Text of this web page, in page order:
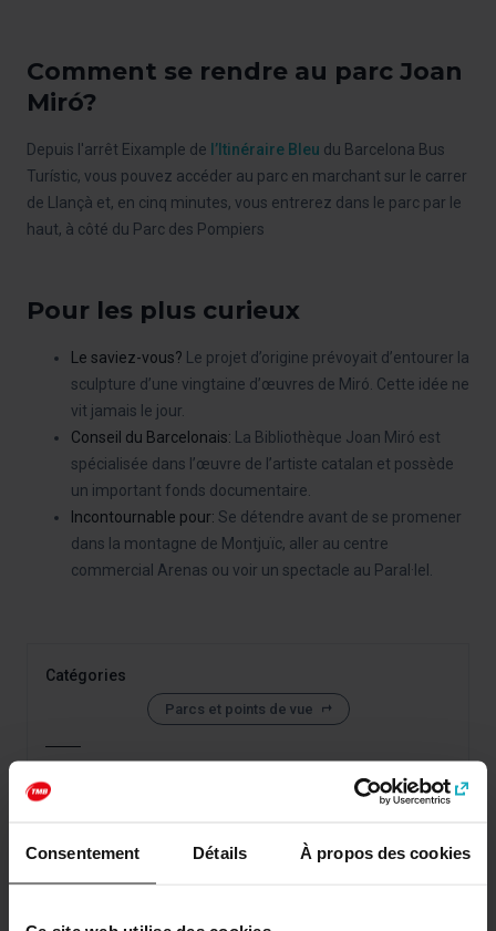
Consentement Détails À propos des cookies
Comment se rendre au parc Joan
Miró?
Depuis l'arrêt Eixample de l’Itinéraire Bleu du Barcelona Bus
Turístic, vous pouvez accéder au parc en marchant sur le carrer
de Llançà et, en cinq minutes, vous entrerez dans le parc par le
haut, à côté du Parc des Pompiers
Pour les plus curieux
Le saviez-vous? Le projet d’origine prévoyait d’entourer la
sculpture d’une vingtaine d’œuvres de Miró. Cette idée ne
vit jamais le jour.
Conseil du Barcelonais: La Bibliothèque Joan Miró est
spécialisée dans l’œuvre de l’artiste catalan et possède
un important fonds documentaire.
Incontournable pour: Se détendre avant de se promener
dans la montagne de Montjuïc, aller au centre
commercial Arenas ou voir un spectacle au Paral·lel.
Catégories
Parcs et points de vue
Comment se rendre à: Parc de Joan Miró